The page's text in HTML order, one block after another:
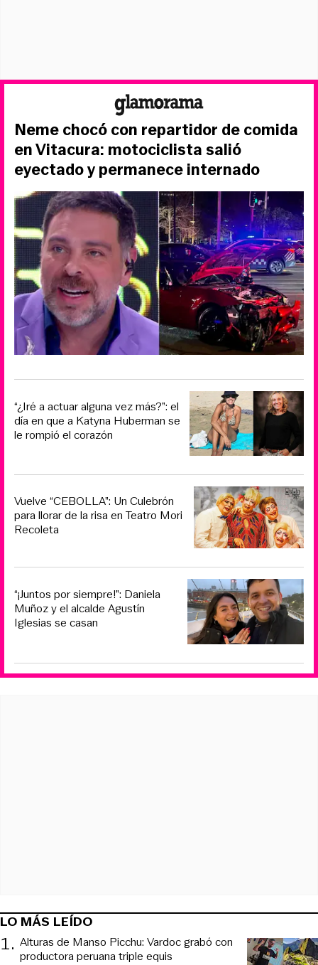
Neme chocó con repartidor de comida
en Vitacura: motociclista salió
eyectado y permanece internado
“¿Iré a actuar alguna vez más?”: el
día en que a Katyna Huberman se
le rompió el corazón
Vuelve “CEBOLLA”: Un Culebrón
para llorar de la risa en Teatro Mori
Recoleta
“¡Juntos por siempre!”: Daniela
Muñoz y el alcalde Agustín
Iglesias se casan
LO MÁS LEÍDO
1. Alturas de Manso Picchu: Vardoc grabó con
productora peruana triple equis